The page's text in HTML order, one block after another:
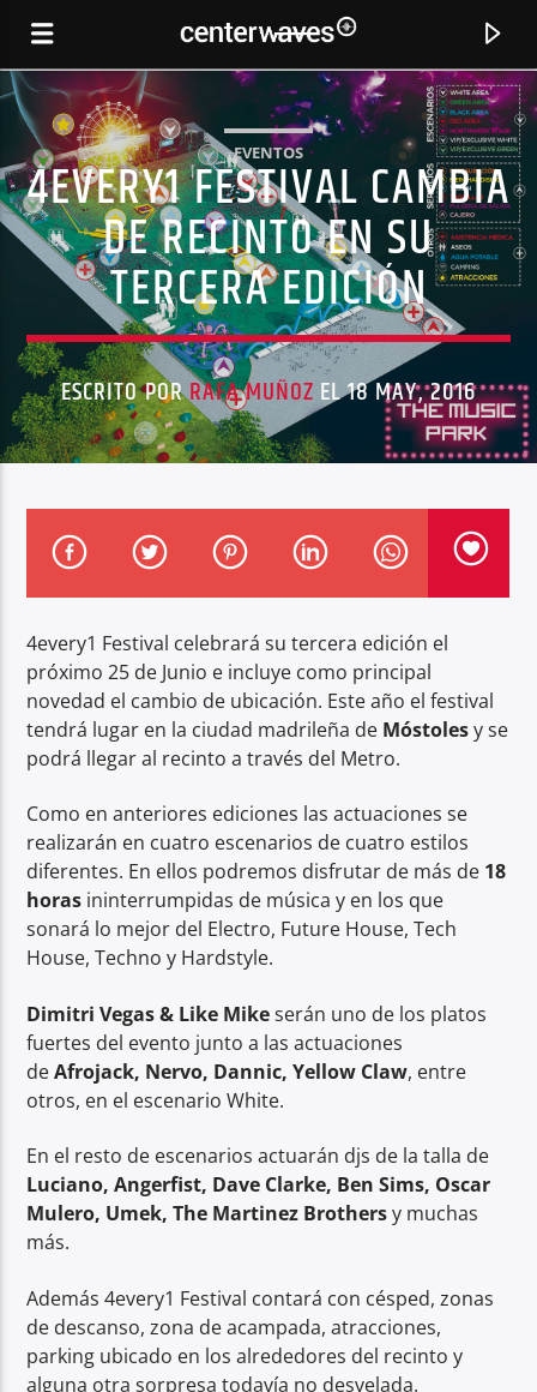
CANCIÓN ACTUAL
EITAN REITER
Center Waves
EVENTOS
4EVERY1 FESTIVAL CAMBIA
DE RECINTO EN SU
TERCERA EDICIÓN
ESCRITO PORRAFA MUÑOZ EL 18 MAY, 2016
4every1 Festival celebrará su tercera edición el
próximo 25 de Junio e incluye como principal
novedad el cambio de ubicación. Este año el festival
tendrá lugar en la ciudad madrileña de Móstolesy se
podrá llegar al recinto a través del Metro.
Como en anteriores ediciones las actuaciones se
realizarán en cuatro escenarios de cuatro estilos
diferentes. En ellos podremos disfrutar de más de 18
horas ininterrumpidas de música y en los que
sonará lo mejor del Electro, Future House, Tech
House, Techno y Hardstyle.
Dimitri Vegas & Like Mikeserán uno de los platos
fuertes del evento junto a las actuaciones
deAfrojack, Nervo, Dannic, Yellow Claw, entre
otros, en el escenario White.
En el resto de escenarios actuarán djs de la talla de
Luciano, Angerfist, Dave Clarke, Ben Sims, Oscar
Mulero, Umek, The Martinez Brothersy muchas
más.
Además 4every1 Festival contará con césped, zonas
de descanso, zona de acampada, atracciones,
parking ubicado en los alrededores del recinto y
alguna otra sorpresa todavía no desvelada.